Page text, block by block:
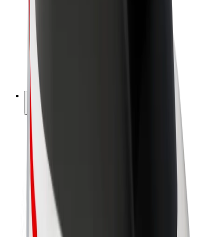
Par uzņēmumu
Par Bolt
Bolt ilgtspējība
Project Zero
Blogs
Ziņu telpa
Zīmola vadlīnijas